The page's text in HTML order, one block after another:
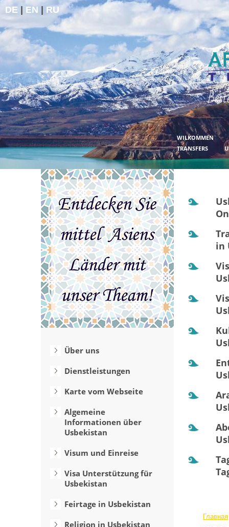
WILKOMMEN
TRANSFERS
DE EN RU
in
Über uns
Dienstleistungen
Karte vom Webseite
Algemeine
Informationen über
Usbekistan
Visum und Einreise
Visa Unterstützung für
Usbekistan
Feirtage in Usbekistan
Religion in Usbekistan
Главная